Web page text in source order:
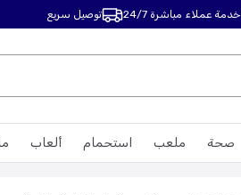
خدمة عملاء مباشرة 24/7 توصيل سريع
ألعاب استحمام ملعب صحة